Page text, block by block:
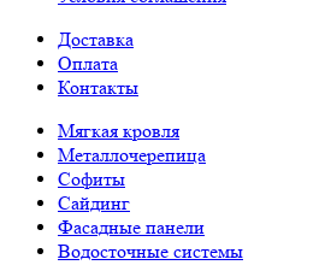
Доставка
Оплата
Контакты
Мягкая кровля
Металлочерепица
Софиты
Сайдинг
Фасадные панели
Водосточные системы